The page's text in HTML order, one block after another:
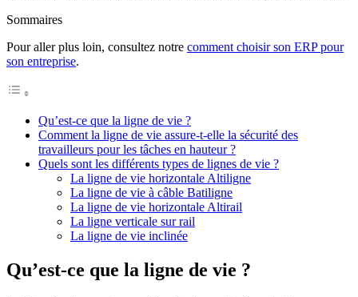
Sommaires
Pour aller plus loin, consultez notre comment choisir son ERP pour
son entreprise.
Qu’est-ce que la ligne de vie ?
Comment la ligne de vie assure-t-elle la sécurité des
travailleurs pour les tâches en hauteur ?
Quels sont les différents types de lignes de vie ?
La ligne de vie horizontale Altiligne
La ligne de vie à câble Batiligne
La ligne de vie horizontale Altirail
La ligne verticale sur rail
La ligne de vie inclinée
Qu’est-ce que la ligne de vie ?